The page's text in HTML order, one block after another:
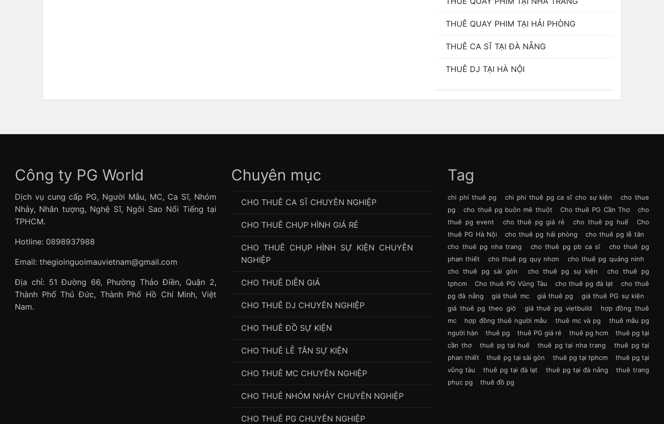
THUÊ QUAY PHIM TẠI HẢI PHÒNG
THUÊ CA SĨ TẠI ĐÀ NẴNG
THUÊ DJ TẠI HÀ NỘI
Công ty PG World
Dịch vụ cung cấp PG, Người Mẫu, MC, Ca Sĩ, Nhóm
Nhảy, Nhân tượng, Nghệ Sĩ, Ngôi Sao Nổi Tiếng tại
TPHCM.
Hotline: 0898937988
Email: thegioinguoimauvietnam@gmail.com
Địa chỉ: 51 Đường 66, Phường Thảo Điền, Quận 2,
Thành Phố Thủ Đức, Thành Phố Hồ Chí Minh, Việt
Nam.
Chuyên mục
CHO THUÊ CA SĨ CHUYÊN NGHIỆP
CHO THUÊ CHỤP HÌNH GIÁ RẺ
CHO THUÊ CHỤP HÌNH SỰ KIỆN CHUYÊN
NGHIỆP
CHO THUÊ DIỄN GIẢ
CHO THUÊ DJ CHUYÊN NGHIỆP
CHO THUÊ ĐỒ SỰ KIỆN
CHO THUÊ LỄ TÂN SỰ KIỆN
CHO THUÊ MC CHUYÊN NGHIỆP
CHO THUÊ NHÓM NHẢY CHUYÊN NGHIỆP
CHO THUÊ PG CHUYÊN NGHIỆP
Tag
chi phí thuê pg chi phí thuê pg ca sĩ cho sự kiện
cho thue
pg
cho thuê pg buôn mê thuột Cho thuê PG Cần Thơ
cho
thuê pg event
cho thuê pg giá rẻ cho thuê pg huế
Cho
thuê PG Hà Nội
cho thuê pg hải phòng
cho thuê pg lễ tân
cho thuê pg nha trang
cho thuê pg pb ca sĩ
cho thuê pg
phan thiết
cho thuê pg quy nhơn
cho thuê pg quảng ninh
cho thuê pg sài gòn
cho thuê pg sự kiện
cho thuê pg
tphcm
Cho thuê PG Vũng Tàu cho thuê pg đà lạt
cho thuê
pg đà nẵng
giá thuê mc giá thuê pg
giá thuê PG sự kiện
giá thuê pg theo giờ
giá thuê pg vietbuild
hợp đồng thuê
mc
hợp đồng thuê người mẫu thuê mc và pg
thuê mẫu pg
người hàn
thuê pg thuê PG giá rẻ thuê pg hcm
thuê pg tại
cần thơ
thuê pg tại huế thuê pg tại nha trang
thuê pg tại
phan thiết
thuê pg tại sài gòn thuê pg tại tphcm
thuê pg tại
vũng tàu
thuê pg tại đà lạt thuê pg tại đà nẵng
thuê trang
phục pg
thuê đồ pg